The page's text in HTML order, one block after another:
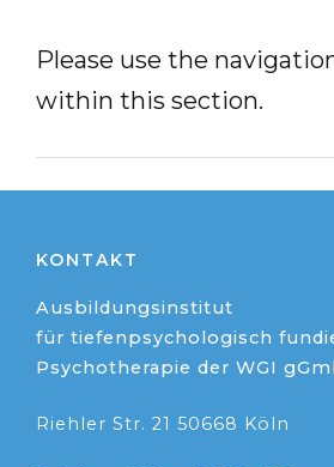
Please use the
within this section.
KONTAKT
Ausbildungsinstitut
für tiefenpsychologisch
Psychotherapie der WGI
Riehler Str. 21 50668 Köln